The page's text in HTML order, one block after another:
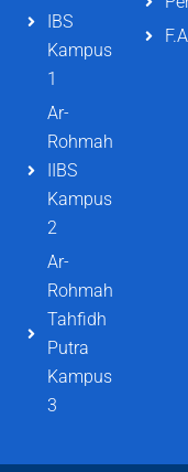
IBS
Kampus
1
Ar-
Rohmah
IIBS
Kampus
2
Ar-
Rohmah
Tahfidh
Putra
Kampus
3